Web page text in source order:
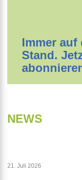
Immer auf
Stand.
NEWS
21. Juli 2026